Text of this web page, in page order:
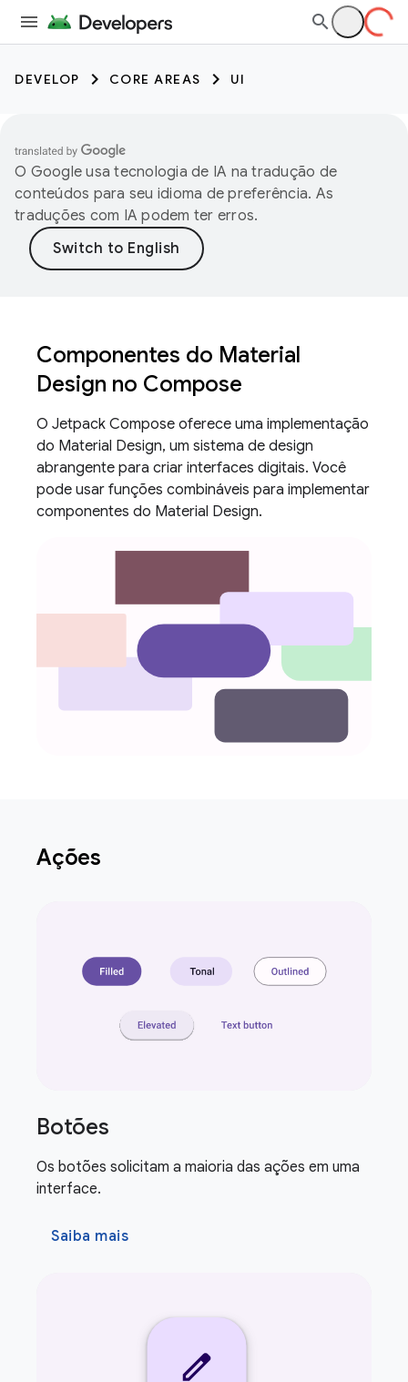
DEVELOP CORE AREAS UI
O Google usa tecnologia de IA na tradução de
conteúdos para seu idioma de preferência. As
traduções com IA podem ter erros.
Componentes do Material
Design no Compose
O Jetpack Compose oferece uma implementação
do Material Design, um sistema de design
abrangente para criar interfaces digitais. Você
pode usar funções combináveis para implementar
componentes do Material Design.
Ações
Botões
Os botões solicitam a maioria das ações em uma
interface.
Saiba mais